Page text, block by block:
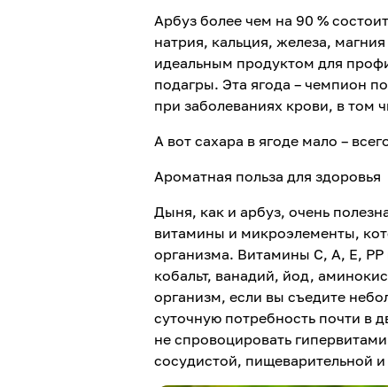
Арбуз более чем на 90 %
натрия, кальция, железа,
идеальным продуктом для
подагры. Эта ягода – чемпион
при заболеваниях крови, в том
А вот сахара в ягоде мало –
Ароматная польза для здоровья
Дыня, как и арбуз, очень
витамины и микроэлементы,
организма. Витамины С, А, Е, РР
кобальт, ванадий, йод,
организм, если вы съедите
суточную потребность почти в
не спровоцировать
сосудистой, пищеварительной